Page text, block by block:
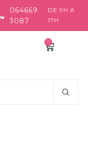
064669
3087
DE 9H A
17H
0